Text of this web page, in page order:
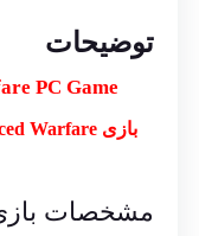
توضیحات
PC Game